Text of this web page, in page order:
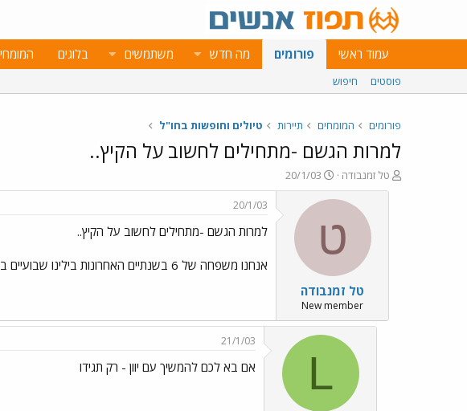
עמוד ראשי פורומים מה חדש משתמשים בלוגים
פוסטים חיפוש
פורומים המומחים תיירות טיולים וחופשות בחו"ל
למרות הגשם -מתחילים לחשוב על הקיץ..
פ
ו
טל זמנבודה
פ
ו
ר
ב
א
ר
י
ך
20/1/03
ט
טל זמנבודה
New member
20/1/03
למרות הגשם -מתחילים לחשוב על הקיץ..
אנחנו משפחה של 6 בשנתיים האחרונות בילינו שבועיים באוגוסט על איים יוונים (נקסוס, סאמוס) היה גדול... מחפשים לאיזה איי לנסוע בקיץ האם למישהו יש רעיון טל
L
21/1/03
אם בא לכם להמשיך עם יוון - רק תגידו